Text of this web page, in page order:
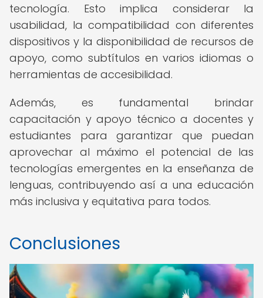
tecnología. Esto implica considerar la
usabilidad, la compatibilidad con diferentes
dispositivos y la disponibilidad de recursos de
apoyo, como subtítulos en varios idiomas o
herramientas de accesibilidad.
Además, es fundamental brindar
capacitación y apoyo técnico a docentes y
estudiantes para garantizar que puedan
aprovechar al máximo el potencial de las
tecnologías emergentes en la enseñanza de
lenguas, contribuyendo así a una educación
más inclusiva y equitativa para todos.
Conclusiones